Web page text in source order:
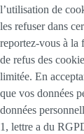
l’utilisation de
les refuser dans
reportez-vous à la
de refus des
limitée. En
que vos données
données
1, lettre a du